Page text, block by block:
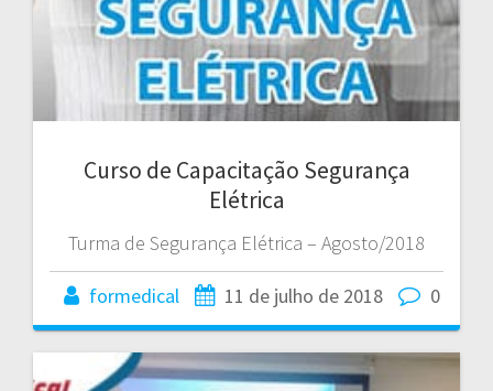
Curso de Capacitação Segurança
Elétrica
Turma de Segurança Elétrica – Agosto/2018
formedical 11 de julho de 2018 0